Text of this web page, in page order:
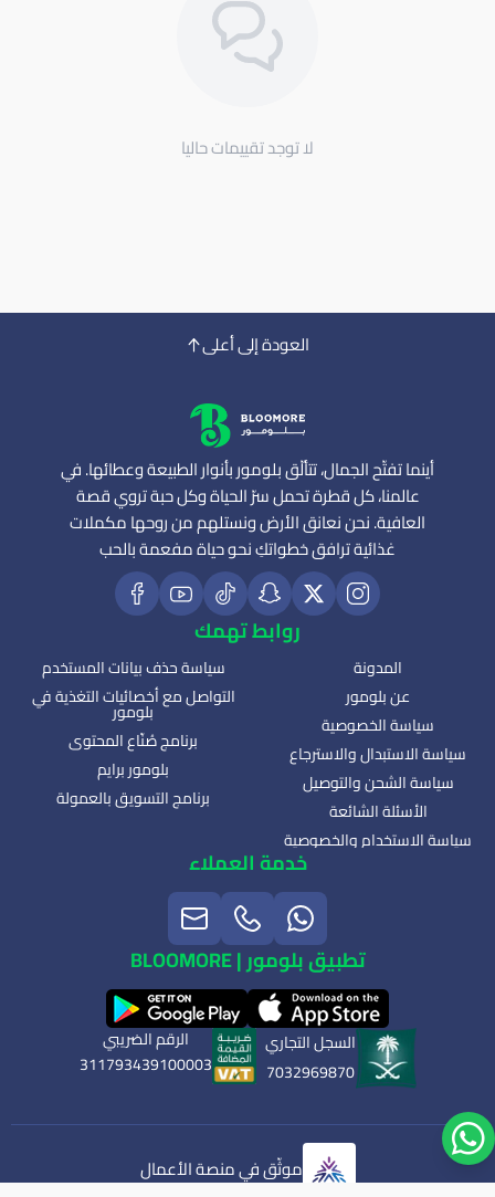
لا توجد تقييمات حاليا
العودة إلى أعلى
أينما تفتّح الجمال، تتألّق بلومور بأنوار الطبيعة وعطائها. في
عالمنا، كل قطرة تحمل سرّ الحياة وكل حبة تروي قصة
العافية. نحن نعانق الأرض ونستلهم من روحها مكملات
غذائية ترافق خطواتكِ نحو حياة مفعمة بالحب
روابط تهمك
المدونة
عن بلومور
سياسة الخصوصية
سياسة الاستبدال والاسترجاع
سياسة الشحن والتوصيل
الأسئلة الشائعة
سياسة الاستخدام والخصوصية
سياسة حذف بيانات المستخدم
التواصل مع أخصائيات التغذية في
بلومور
برنامج صُنّاع المحتوى
بلومور برايم
برنامج التسويق بالعمولة
خدمة العملاء
تطبيق بلومور | BLOOMORE
السجل التجاري
7032969870
الرقم الضريبي
311793439100003
موثّق في منصة الأعمال